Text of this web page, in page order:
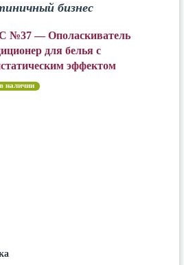
бизнес
— Ополаскиватель
для белья с
эффектом
наличии